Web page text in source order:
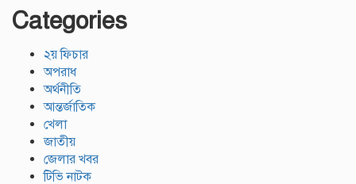
Categories
২য় ফিচার
অপরাধ
অর্থনীতি
আন্তর্জাতিক
খেলা
জাতীয়
জেলার খবর
টিভি নাটক